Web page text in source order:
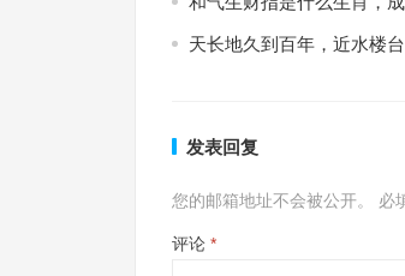
天长地久到百年，近水楼
发表回复
您的邮箱地址不会被公开。 必
评论 *